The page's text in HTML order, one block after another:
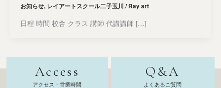
お知らせ, レイアートスクール二子玉川 /Ray art
日程 時間 校舎 クラス 講師 代講講師 […]
Access
アクセス・営業時間
Q&A
よくあるご質問